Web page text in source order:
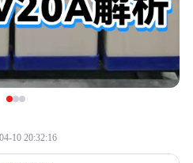
10 20:32:16